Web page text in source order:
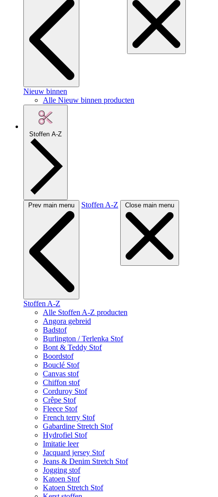
Nieuw binnen
Alle Nieuw binnen producten
Stoffen A-Z
Prev main menu Stoffen A-Z Close main menu
Stoffen A-Z
Alle Stoffen A-Z producten
Angora gebreid
Badstof
Burlington / Terlenka Stof
Bont & Teddy Stof
Boordstof
Bouclé Stof
Canvas stof
Chiffon stof
Corduroy Stof
Crêpe Stof
Fleece Stof
French terry Stof
Gabardine Stretch Stof
Hydrofiel Stof
Imitatie leer
Jacquard jersey Stof
Jeans & Denim Stretch Stof
Jogging stof
Katoen Stof
Katoen Stretch Stof